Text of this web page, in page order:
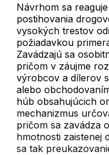
Návrhom sa
postihovania
vysokých trestov
požiadavkou
Zavádzajú sa
pričom v záujme
výrobcov a dílerov
alebo
húb obsahujúcich
mechanizmus
pričom sa zavádza
hmotnosti zaistenej
sa tak